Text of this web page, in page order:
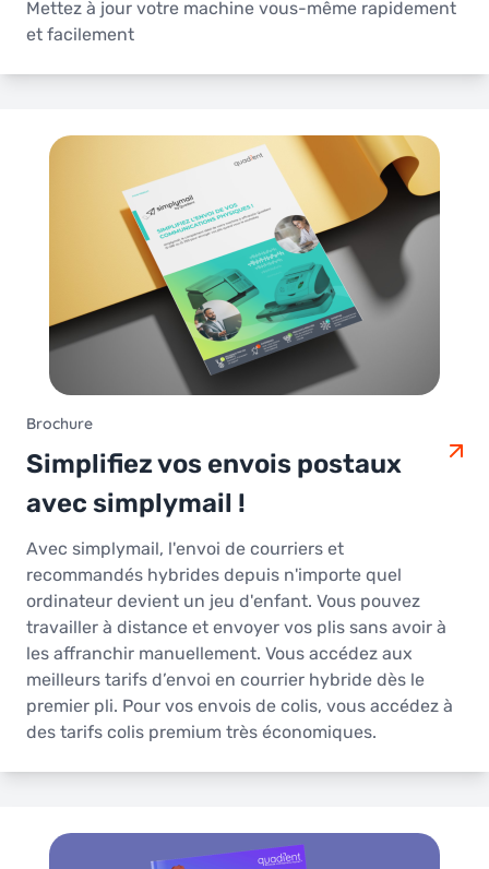
Mettez à jour votre machine vous-même rapidement
et facilement
Brochure
Simplifiez vos envois postaux
avec simplymail !
Avec simplymail, l'envoi de courriers et
recommandés hybrides depuis n'importe quel
ordinateur devient un jeu d'enfant. Vous pouvez
travailler à distance et envoyer vos plis sans avoir à
les affranchir manuellement. Vous accédez aux
meilleurs tarifs d’envoi en courrier hybride dès le
premier pli. Pour vos envois de colis, vous accédez à
des tarifs colis premium très économiques.